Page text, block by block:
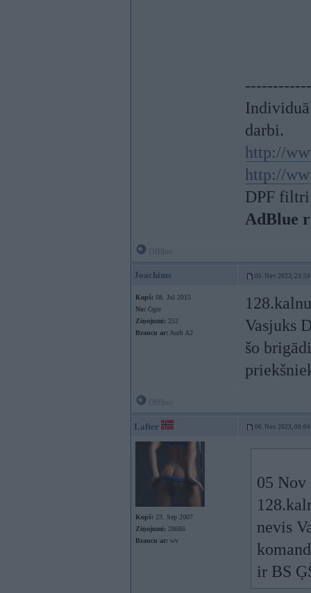
darbi.
http://
http://
DPF filtri
AdBlue
Joachims 05. Nov 2023, 23:59
Kopš: 08. Jul 2015
No: Ogre
Ziņojumi: 252
Braucu ar: Audi A2
Vasjuks
šo
Lafter 06. Nov 2023, 00:04
Kopš: 23. Sep 2007
Ziņojumi: 28686
Braucu ar: wv
05
nevis
ir BS